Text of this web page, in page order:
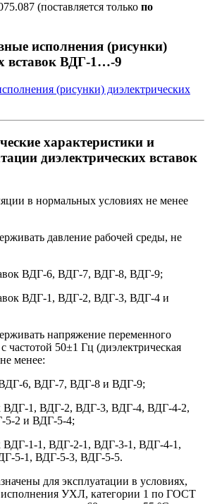
(поставляется только по
исполнения (рисунки)
вставок ВДГ-1…-9
характеристики и
диэлектрических вставок
в нормальных условиях не менее
давление рабочей среды, не
ВДГ-6, ВДГ-7, ВДГ-8, ВДГ-9;
ВДГ-1, ВДГ-2, ВДГ-3, ВДГ-4 и
напряжение переменного
частотой 50±1 Гц (диэлектрическая
менее:
6, ВДГ-7, ВДГ-8 и ВДГ-9;
ВДГ-1, ВДГ-2, ВДГ-3, ВДГ-4, ВДГ-4-2,
2 и ВДГ-5-4;
ВДГ-1-1, ВДГ-2-1, ВДГ-3-1, ВДГ-4-1,
5-1, ВДГ-5-3, ВДГ-5-5.
для эксплуатации в условиях,
УХЛ, категории 1 по ГОСТ